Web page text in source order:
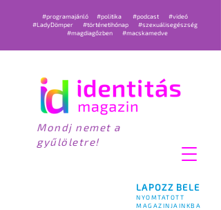
LAPOZZ BELE
NYOMTATOTT
MAGAZINJAINKBA
#programajánló #politika #podcast
#videó
#LadyDömper
#történetihónap
#szexuálisegészség
#magdiagőzben
#macskamedve
Mondj nemet a
gyűlöletre!